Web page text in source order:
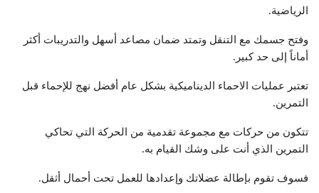
الرياضية.
وفتح جسمك مع التنقل وتمتد ضمان مصاعد أسهل والتدريبات أكثر
أماناً إلى حد كبير.
تعتبر عمليات الاحماء الديناميكية بشكل عام أفضل نهج للإحماء قبل
التمرين.
تتكون من حركات مع مجموعة تقدمية من الحركة التي تحاكي
التمرين الذي أنت على وشك القيام به.
فسوف تقوم بإطالة عضلاتك وإعدادها للعمل تحت أحمال أثقل.